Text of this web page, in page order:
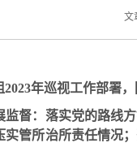
文
2023年巡视工作部署
监督：落实党的路线
管所治所责任情况